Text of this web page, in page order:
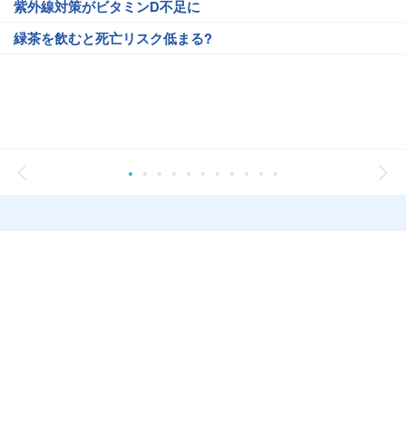
紫外線対策がビタミンD不足に
緑茶を飲むと死亡リスク低まる?